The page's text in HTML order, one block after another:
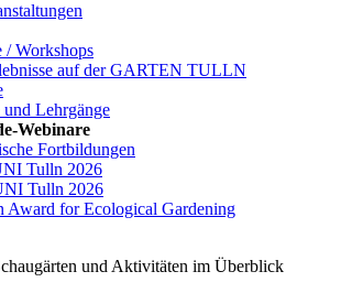
/ Workshops
auf der GARTEN TULLN
und Lehrgänge
Webinare
Fortbildungen
Tulln 2026
Tulln 2026
Award for Ecological Gardening
und Aktivitäten im Überblick